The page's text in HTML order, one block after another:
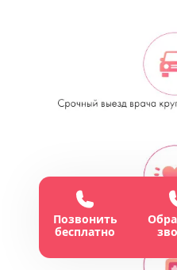
Позвонить
бесплатно